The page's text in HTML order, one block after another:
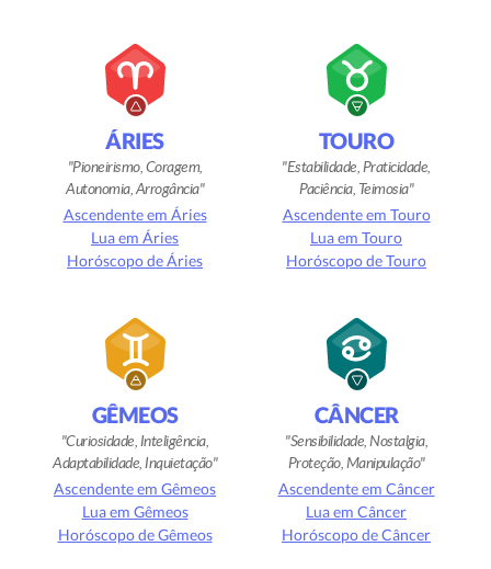
ÁRIES
Pioneirismo, Coragem,
Autonomia, Arrogância
Ascendente em Áries
Lua em Áries
Horóscopo de Áries
TOURO
Estabilidade, Praticidade,
Paciência, Teimosia
Ascendente em Touro
Lua em Touro
Horóscopo de Touro
GÊMEOS
Curiosidade, Inteligência,
Adaptabilidade, Inquietação
Ascendente em Gêmeos
Lua em Gêmeos
Horóscopo de Gêmeos
CÂNCER
Sensibilidade, Nostalgia,
Proteção, Manipulação
Ascendente em Câncer
Lua em Câncer
Horóscopo de Câncer